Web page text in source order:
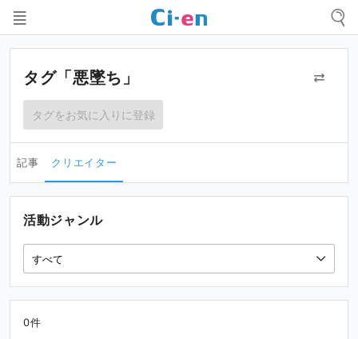
タグ「悪墜ち」
タグをお気に入りに登録
記事 クリエイター
0件
活動ジャンル